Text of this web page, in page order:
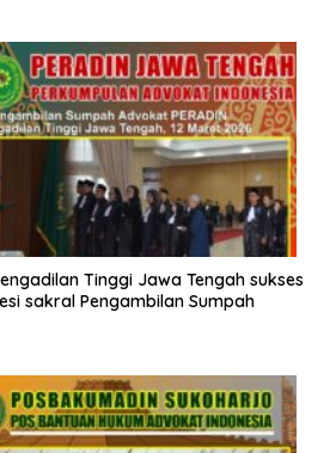
Tinggi Jawa Tengah sukses
sakral Pengambilan Sumpah